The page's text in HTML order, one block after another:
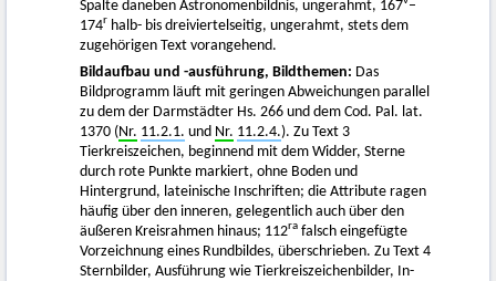
Spalte daneben Astronomenbildnis, ungerahmt, 167 –
174r halb- bis dreiviertelseitig, ungerahmt, stets dem
zugehörigen Text vorangehend.
Bildaufbau und -ausführung, Bildthemen: Das
Bildprogramm läuft mit geringen Abweichungen parallel
zu dem der Darmstädter Hs. 266 und dem Cod. Pal. lat.
1370 (Nr. 11.2.1. und Nr. 11.2.4.). Zu Text 3
Tierkreiszeichen, beginnend mit dem Widder, Sterne
durch rote Punkte markiert, ohne Boden und
Hintergrund, lateinische Inschriften; die Attribute ragen
häufig über den inneren, gelegentlich auch über den
äußeren Kreisrahmen hinaus; 112ra falsch eingefügte
Vorzeichnung eines Rundbildes, überschrieben. Zu Text 4
Sternbilder, Ausführung wie Tierkreiszeichenbilder, In-